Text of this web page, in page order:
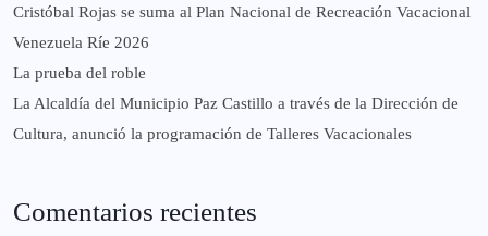
Cristóbal Rojas se suma al Plan Nacional de Recreación Vacacional
Venezuela Ríe 2026
La prueba del roble
La Alcaldía del Municipio Paz Castillo a través de la Dirección de
Cultura, anunció la programación de Talleres Vacacionales
Comentarios recientes